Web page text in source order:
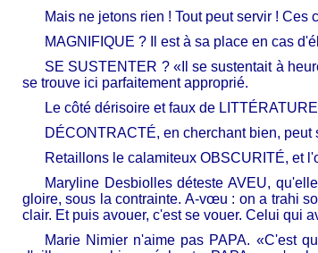
Mais ne jetons rien ! Tout peut servir !
MAGNIFIQUE ? Il est à sa place en cas
SE SUSTENTER ? «Il se sustentait à
se trouve ici parfaitement approprié.
Le côté dérisoire et faux de
DÉCONTRACTÉ, en cherchant bien,
Retaillons le calamiteux OBSCURITÉ, et
Maryline Desbiolles déteste AVEU,
gloire, sous la contrainte. A-vœu : on a trahi
clair. Et puis avouer, c'est se vouer. Celui qui
Marie Nimier n'aime pas PAPA. «C'est